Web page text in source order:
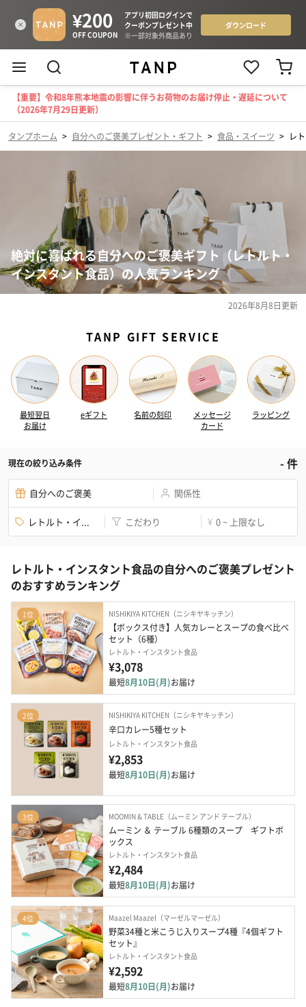
【重要】令和8年熊本地震の影響に伴うお荷物のお届け停止・遅延について
（2026年7月29日更新）
タンプホーム > 自分へのご褒美プレゼント・ギフト > 食品・スイーツ > レ
絶対に喜ばれる自分へのご褒美ギフト（レトルト・
インスタント食品）の人気ランキング
2026年8月8日更新
TANP GIFT SERVICE
最短翌日
お届け
eギフト 名前の刻印
メッセージ
カード
ラッピング
現在の絞り込み条件 -件
自分へのご褒美 関係性
レトルト・イ... こだわり ¥ 0 ~ 上限なし
レトルト・インスタント食品の自分へのご褒美プレゼント
のおすすめランキング
1位 NISHIKIYA KITCHEN（ニシキヤキッチン）
【ボックス付き】人気カレーとスープの食べ比べ
セット（6種）
レトルト・インスタント食品
¥3,078
最短8月10日(月)お届け
2位 NISHIKIYA KITCHEN（ニシキヤキッチン）
辛口カレー5種セット
レトルト・インスタント食品
¥2,853
最短8月10日(月)お届け
3位 MOOMIN & TABLE（ムーミン アンド テーブル）
ムーミン ＆ テーブル 6種類のスープ　ギフトボ
ックス
レトルト・インスタント食品
¥2,484
最短8月10日(月)お届け
4位 Maazel Maazel（マーゼルマーゼル）
野菜34種と米こうじ入りスープ4種『4個ギフト
セット』
レトルト・インスタント食品
¥2,592
最短8月10日(月)お届け